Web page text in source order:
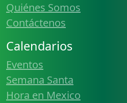
Quiénes Somos
Contáctenos
Calendarios
Eventos
Semana Santa
Hora en Mexico